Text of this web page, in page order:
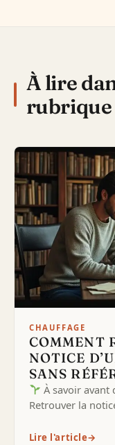
À lire
rubrique
CHAUFFAGE
COMMENT
NOTICE
SANS
À savoir
Retrouver la
Lire l'article→